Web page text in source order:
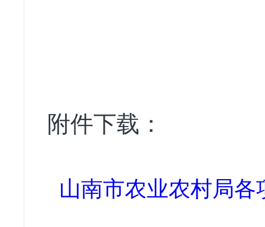
附件下载：
山南市农业农村局各